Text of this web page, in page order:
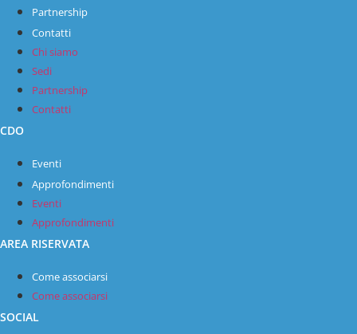
Partnership
Contatti
Chi siamo
Sedi
Partnership
Contatti
CDO
Eventi
Approfondimenti
Eventi
Approfondimenti
AREA RISERVATA
Come associarsi
Come associarsi
SOCIAL